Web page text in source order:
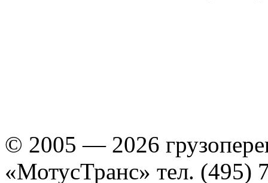
© 2005 — 2026
«МотусТранс» тел. (495)